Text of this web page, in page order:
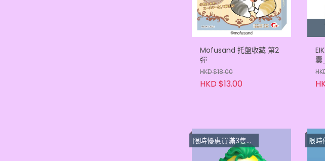
Mofusand 托盤收藏 第2
彈
HKD $18.00
HKD $13.00
囊
限時優惠買滿3隻或以上每隻 $33.3 限時優惠